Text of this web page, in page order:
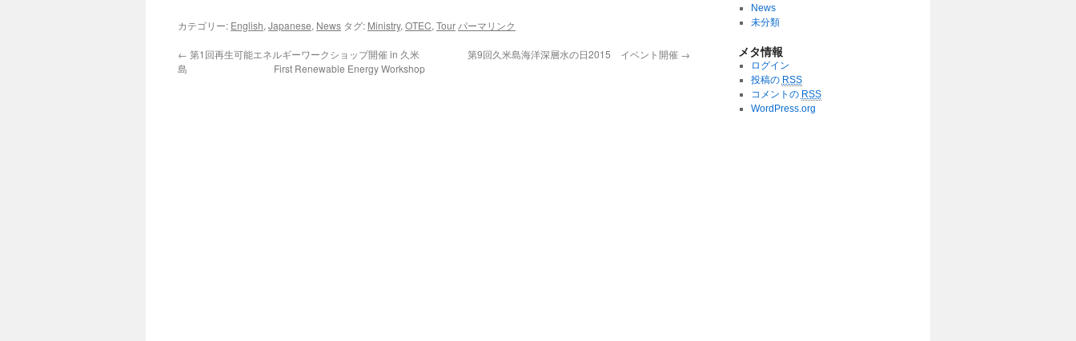
カテゴリー: English, Japanese, News タグ: Ministry, OTEC, Tour パーマリンク
← 第1回再生可能エネルギーワークショップ開催 in 久米
島 First Renewable Energy Workshop
第9回久米島海洋深層水の日2015 イベント開催 →
News
未分類
メタ情報
ログイン
投稿の RSS
コメントの RSS
WordPress.org